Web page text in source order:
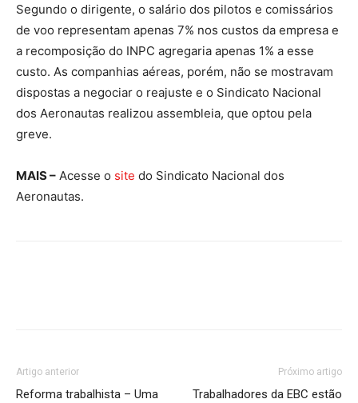
Segundo o dirigente, o salário dos pilotos e comissários
de voo representam apenas 7% nos custos da empresa e
a recomposição do INPC agregaria apenas 1% a esse
custo. As companhias aéreas, porém, não se mostravam
dispostas a negociar o reajuste e o Sindicato Nacional
dos Aeronautas realizou assembleia, que optou pela
greve.
MAIS – Acesse o site do Sindicato Nacional dos
Aeronautas.
Artigo anterior
Reforma trabalhista – Uma
Próximo artigo
Trabalhadores da EBC estão